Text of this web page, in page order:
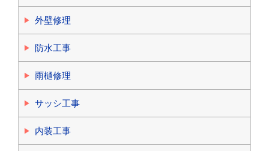
外壁修理
防水工事
雨樋修理
サッシ工事
内装工事